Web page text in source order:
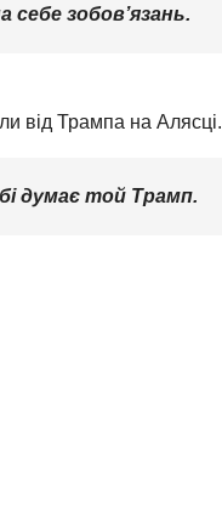
себе зобов’язань.
від Трампа на Алясці.
думає той Трамп.